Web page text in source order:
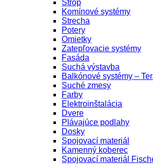
Strop
Komínové systémy
Strecha
Potery
Omietky
Zatepľovacie systémy
Fasáda
Suchá výstavba
Balkónové systémy –
Suché zmesy
Farby
Elektroinštalácia
Dvere
Plávajúce podlahy
Dosky
Spojovací materiál
Kamenný koberec
Spojovací materiál